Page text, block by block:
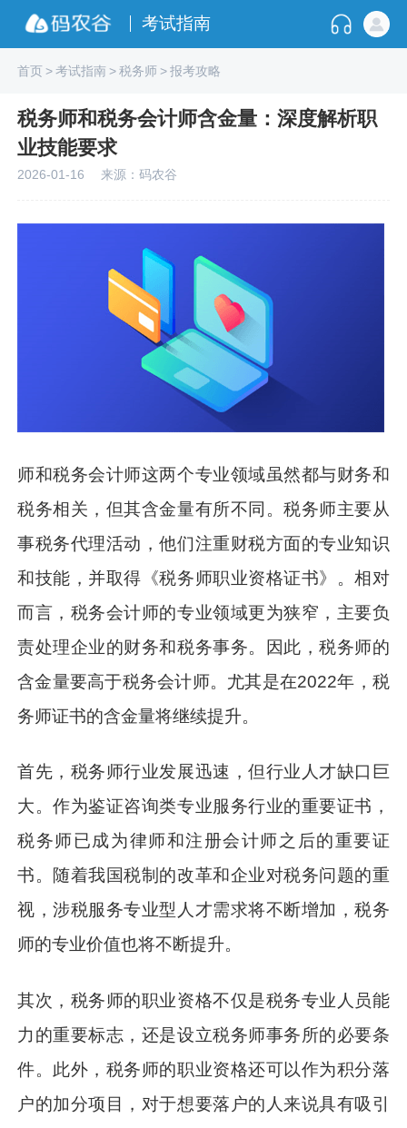
考试指南
首页>考试指南>税务师>报考攻略
税务师和税务会计师含金量：深度解析职
业技能要求
2026-01-16 来源：码农谷
师和税务会计师这两个专业领域虽然都与财务和
税务相关，但其含金量有所不同。税务师主要从
事税务代理活动，他们注重财税方面的专业知识
和技能，并取得《税务师职业资格证书》。相对
而言，税务会计师的专业领域更为狭窄，主要负
责处理企业的财务和税务事务。因此，税务师的
含金量要高于税务会计师。尤其是在2022年，税
务师证书的含金量将继续提升。
首先，税务师行业发展迅速，但行业人才缺口巨
大。作为鉴证咨询类专业服务行业的重要证书，
税务师已成为律师和注册会计师之后的重要证
书。随着我国税制的改革和企业对税务问题的重
视，涉税服务专业型人才需求将不断增加，税务
师的专业价值也将不断提升。
其次，税务师的职业资格不仅是税务专业人员能
力的重要标志，还是设立税务师事务所的必要条
件。此外，税务师的职业资格还可以作为积分落
户的加分项目，对于想要落户的人来说具有吸引